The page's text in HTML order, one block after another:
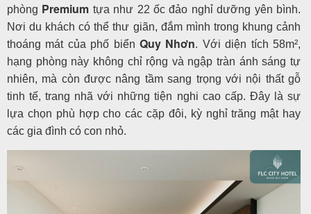
phòng Premium tựa như 22 ốc đảo nghỉ dưỡng yên bình.
Nơi du khách có thể thư giãn, đắm mình trong khung cảnh
thoáng mát của phố biển Quy Nhơn. Với diện tích 58m²,
hạng phòng này không chỉ rộng và ngập tràn ánh sáng tự
nhiên, mà còn được nâng tầm sang trọng với nội thất gỗ
tinh tế, trang nhã với những tiện nghi cao cấp. Đây là sự
lựa chọn phù hợp cho các cặp đôi, kỳ nghỉ trăng mật hay
các gia đình có con nhỏ.